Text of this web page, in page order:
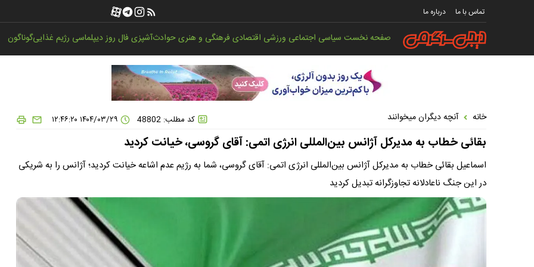
تماس با ما درباره ما
صفحه نخستسیاسی اجتماعی ورزشی اقتصادیفرهنگی و هنریحوادثآشپزیفال روزدیپلماسی رژیم غذاییگوناگون
خانه آنچه دیگران میخوانند کد مطلب: 48802
بقائی خطاب به مدیرکل آژانس بین‌المللی انرژی اتمی: آقای گروسی، خیانت کردید
اسماعیل بقائی خطاب به مدیرکل آژانس بین‌المللی انرژی اتمی: آقای گروسی، شما به رژیم عدم اشاعه خیانت کردید؛ آژانس را به شریکی
در این جنگ ناعادلانه تجاوزگرانه تبدیل کردید